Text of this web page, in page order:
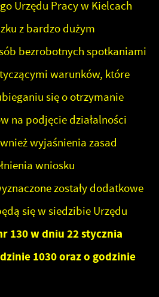
Urzędu Pracy w Kielcach
z bardzo dużym
bezrobotnych spotkaniami
warunków, które
się o otrzymanie
na podjęcie działalności
wyjaśnienia zasad
wniosku
zostały dodatkowe
się w siedzibie Urzędu
130 w dniu 22 stycznia
1030 oraz o godzinie
odwiedzane są nasze serwisy
ich popularności wśród
informacje są przetwarzane
Wyrażenie zgody na
gwarantuje dostępność
i aktualności na stronach naszych
służą do prezentowania Ci
podstawie analizy Twoich
Treści promocyjne
podmiotów trzecich lub firm
oraz innych dostawców
w postaci wiadomości, ofert,